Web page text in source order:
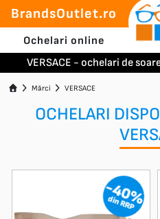
BrandsOutlet.ro
Ochelari online
VERSACE - ochelari de
Mărci VERSACE
OCHELARI
-40%
din RRP